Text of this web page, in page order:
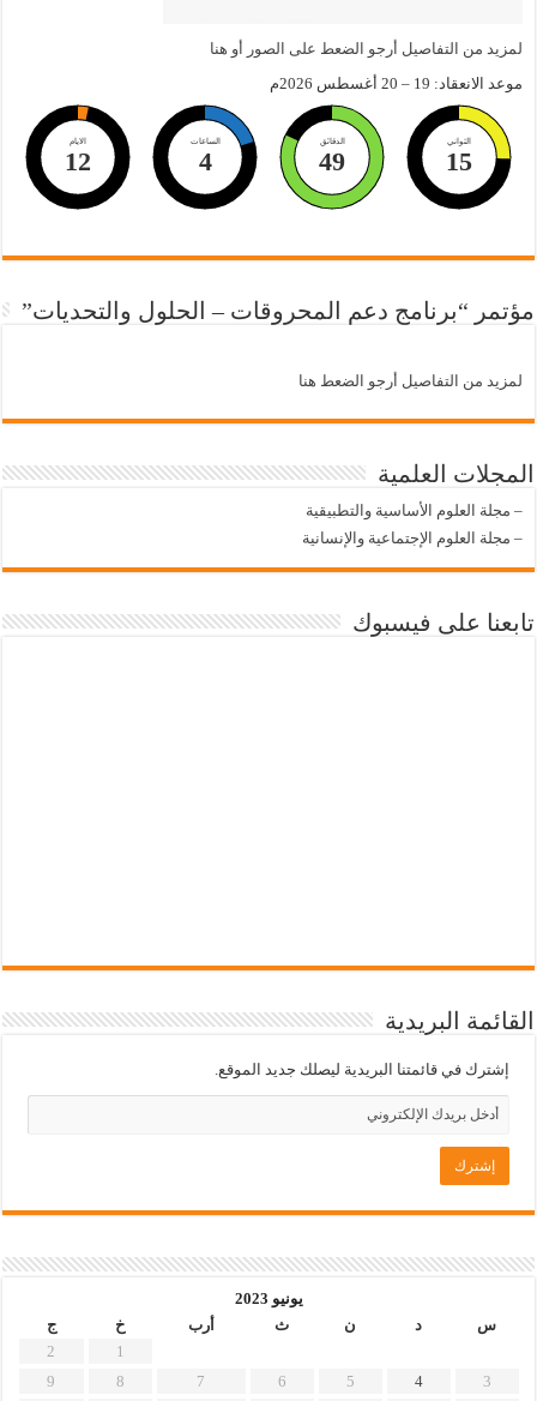
لمزيد من التفاصيل أرجو الضعط على الصور أو هنا
موعد الانعقاد: 19 – 20 أغسطس 2026م
الايام
12
الساعات
4
الدقائق
49
الثواني
14
مؤتمر “برنامج دعم المحروقات – الحلول والتحديات”
لمزيد من التفاصيل أرجو الضعط هنا
المجلات العلمية
– مجلة العلوم الأساسية والتطبيقية
– مجلة العلوم الإجتماعية والإنسانية
تابعنا على فيسبوك
القائمة البريدية
إشترك في قائمتنا البريدية ليصلك جديد الموقع.
يونيو 2023
س
د ن ث أرب خ
ج
1
2
3
4
5
6
7
8
9